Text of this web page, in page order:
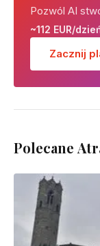
Pozwól AI
~112 EUR/
Zacznij
Polecane